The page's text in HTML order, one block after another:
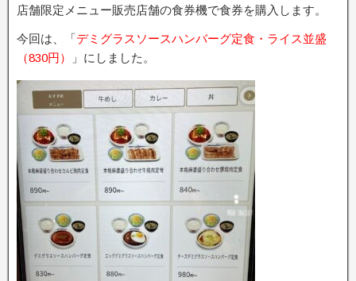
店舗限定メニュー販売店舗の食券機で食券を購入します。
今回は、「デミグラスソースハンバーグ定食・ライス並盛
（830円）
」にしました。